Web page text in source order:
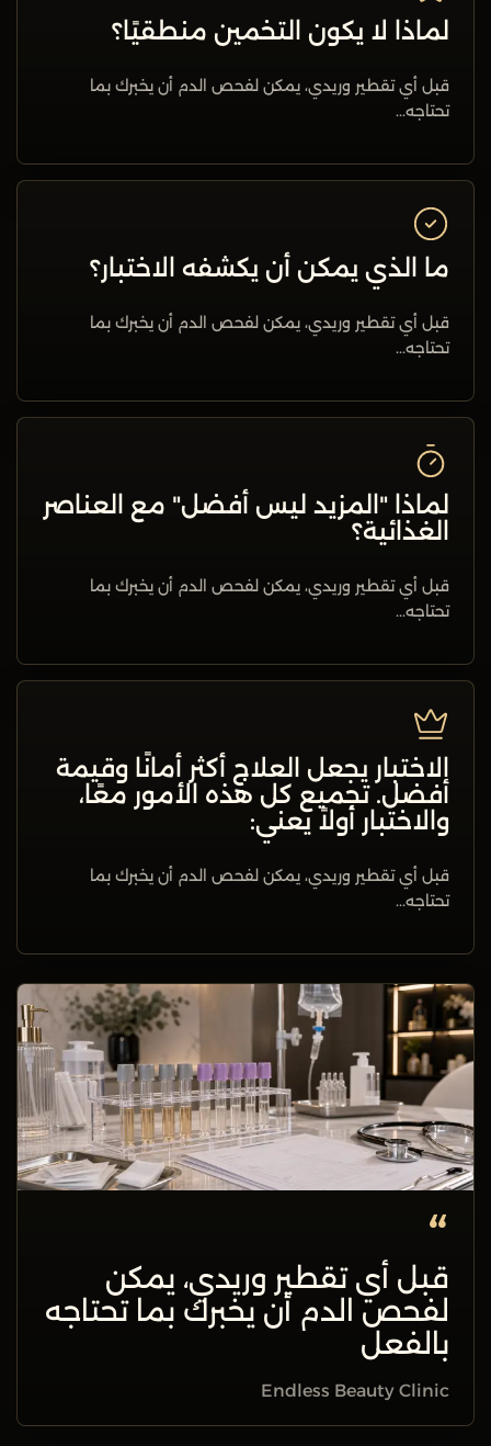
لماذا لا يكون التخمين منطقيًا؟
قبل أي تقطير وريدي، يمكن لفحص الدم أن يخبرك بما
تحتاجه...
ما الذي يمكن أن يكشفه الاختبار؟
قبل أي تقطير وريدي، يمكن لفحص الدم أن يخبرك بما
تحتاجه...
لماذا "المزيد ليس أفضل" مع العناصر
الغذائية؟
قبل أي تقطير وريدي، يمكن لفحص الدم أن يخبرك بما
تحتاجه...
الاختبار يجعل العلاج أكثر أمانًا وقيمة
أفضل. تجميع كل هذه الأمور معًا،
والاختبار أولاً يعني:
قبل أي تقطير وريدي، يمكن لفحص الدم أن يخبرك بما
تحتاجه...
“
قبل أي تقطير وريدي، يمكن
لفحص الدم أن يخبرك بما تحتاجه
بالفعل
Endless Beauty Clinic